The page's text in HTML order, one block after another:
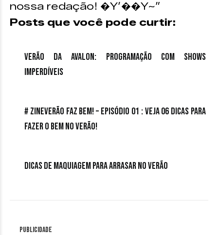
nossa redação! �Y’��Y~”
Posts que você pode curtir:
Verão da Avalon: Programação com shows
imperdíveis
# ZineVerão Faz Bem! – Episódio 01 : Veja 06 dicas para
fazer o bem no verão!
Dicas de maquiagem para arrasar no verão
Publicidade